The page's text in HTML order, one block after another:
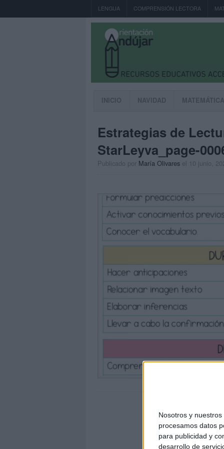
Nosotros y nuestros
procesamos datos
para publicidad y
desarrollo de
LENGUA COMPRENSIÓN LECTORA
INICIO NAVIDAD
Estrategias de
StarLeyva_page-
Publicado por María Olivares el 10 junio,